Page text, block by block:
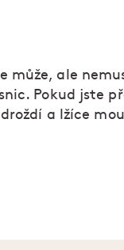
může, ale
Pokud jste
a lžíce